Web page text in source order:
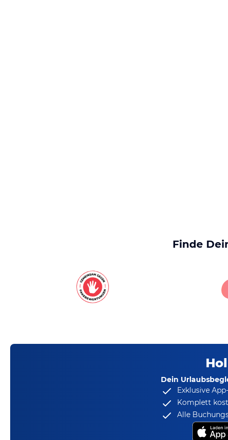
Finde
Dein
Exklusive
Komplett
Alle